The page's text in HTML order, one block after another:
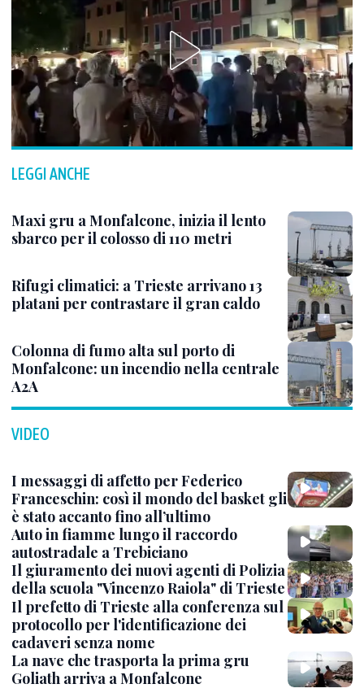
LEGGI ANCHE
Maxi gru a Monfalcone, inizia il lento
sbarco per il colosso di 110 metri
Rifugi climatici: a Trieste arrivano 13
platani per contrastare il gran caldo
Colonna di fumo alta sul porto di
Monfalcone: un incendio nella centrale
A2A
VIDEO
I messaggi di affetto per Federico
Franceschin: così il mondo del basket gli
è stato accanto fino all’ultimo
Auto in fiamme lungo il raccordo
autostradale a Trebiciano
Il giuramento dei nuovi agenti di Polizia
della scuola "Vincenzo Raiola" di Trieste
Il prefetto di Trieste alla conferenza sul
protocollo per l'identificazione dei
cadaveri senza nome
La nave che trasporta la prima gru
Goliath arriva a Monfalcone